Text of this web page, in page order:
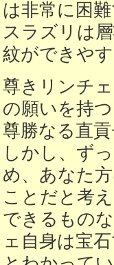
は非常に困
スラズリは
紋ができや
尊きリンチ
の願いを持
尊勝なる直
しかし、ず
め、あなた
ことだと考
できるもの
ェ自身は宝